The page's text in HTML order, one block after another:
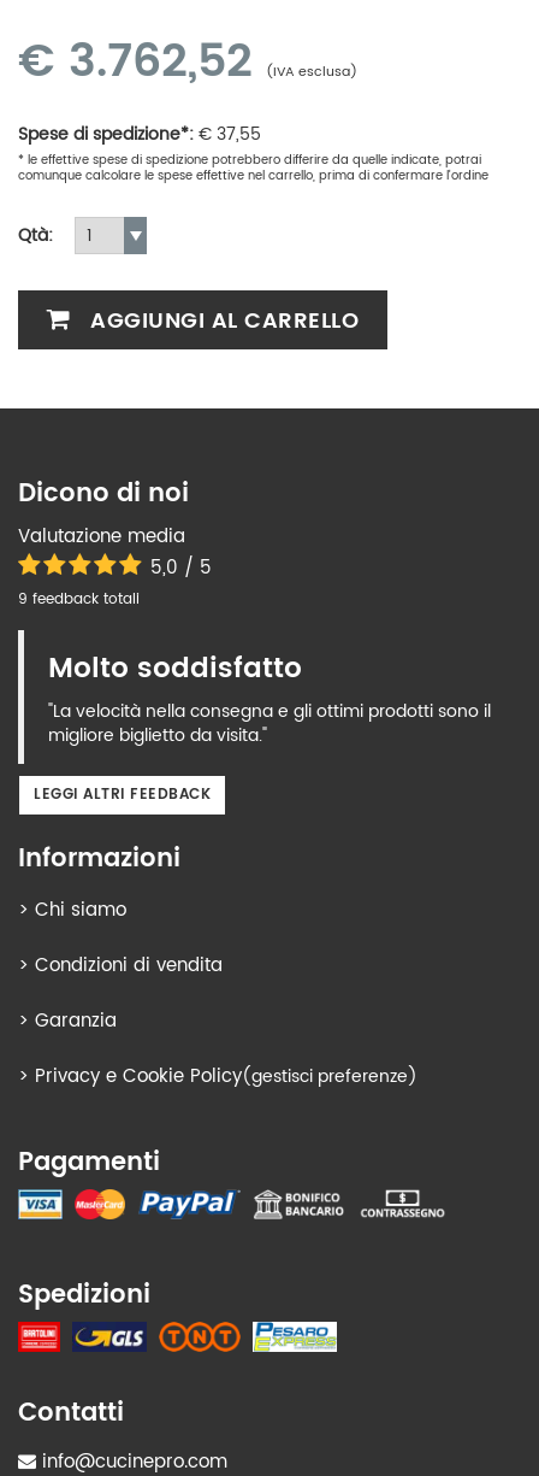
€ 3.762,52 (IVA esclusa)
Spese di spedizione*:€37,55
* le effettive spese di spedizione potrebbero differire da quelle indicate, potrai
comunque calcolare le spese effettive nel carrello, prima di confermare l'ordine
Qtà:
AGGIUNGI AL CARRELLO
Dicono di noi
Valutazione media
5,0 / 5
9 feedback totali
Molto soddisfatto
"La velocità nella consegna e gli ottimi prodotti sono il
migliore biglietto da visita."
LEGGI ALTRI FEEDBACK
Informazioni
> Chi siamo
> Condizioni di vendita
> Garanzia
> Privacy e Cookie Policy(gestisci preferenze)
Pagamenti
Spedizioni
Contatti
info@cucinepro.com